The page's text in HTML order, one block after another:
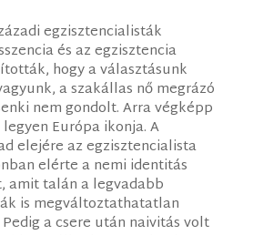
egzisztencialisták
és az egzisztencia
hogy a választásunk
a szakállas nő megrázó
nem gondolt. Arra végképp
Európa ikonja. A
elejére az egzisztencialista
elérte a nemi identitás
amit talán a legvadabb
is megváltoztathatatlan
a csere után naivitás volt